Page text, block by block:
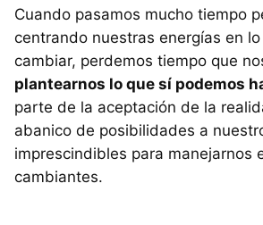
Cuando pasamos mucho tiempo
centrando nuestras energías en
cambiar, perdemos tiempo que
plantearnos lo que sí podemos
parte de la aceptación de la
abanico de posibilidades a
imprescindibles para manejarnos
cambiantes.